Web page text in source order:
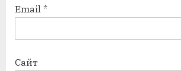
Email *
Сайт